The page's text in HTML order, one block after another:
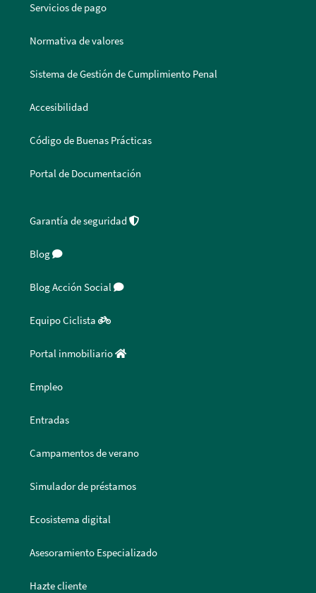
Servicios de pago
Normativa de valores
Sistema de Gestión de Cumplimiento Penal
Accesibilidad
Código de Buenas Prácticas
Portal de Documentación
Garantía de seguridad
Blog
Blog Acción Social
Equipo Ciclista
Portal inmobiliario
Empleo
Entradas
Campamentos de verano
Simulador de préstamos
Ecosistema digital
Asesoramiento Especializado
Hazte cliente